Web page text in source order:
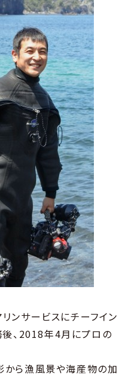
ンサービスにチーフイン
後、2018年4月にプロの
ら漁風景や海産物の加